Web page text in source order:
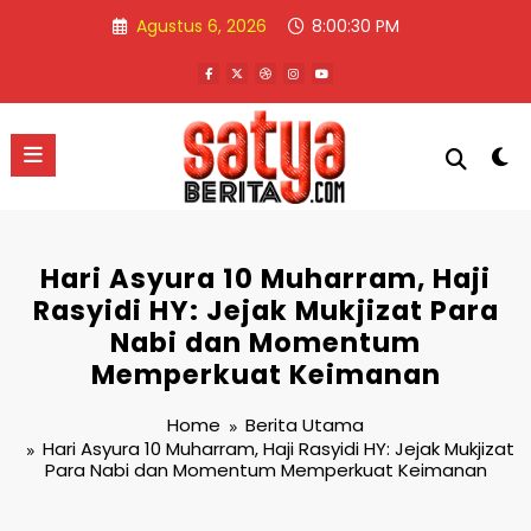
Agustus 6, 2026 8:00:30 PM
Hari Asyura 10 Muharram, Haji
Rasyidi HY: Jejak Mukjizat Para
Nabi dan Momentum
Memperkuat Keimanan
Home
Berita Utama
Hari Asyura 10 Muharram, Haji Rasyidi HY: Jejak Mukjizat
Para Nabi dan Momentum Memperkuat Keimanan